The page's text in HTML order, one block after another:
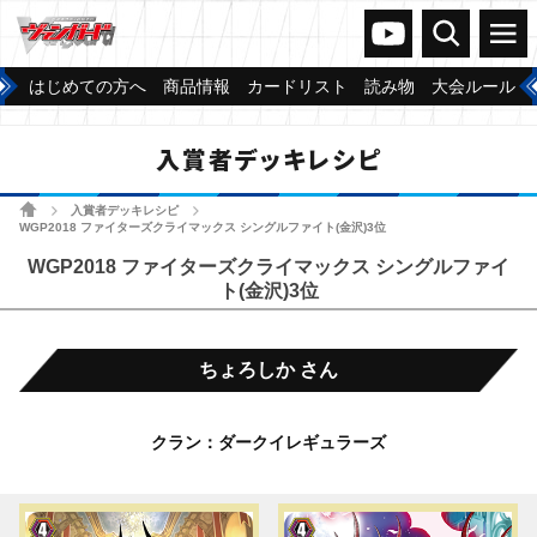
ヴァンガードch
検索 メニュー
はじめての方へ 商品情報 カードリスト 読み物 大会ルール
入賞者デッキレシピ
ホーム 入賞者デッキレシピ
WGP2018 ファイターズクライマックス シングルファイト(金沢)3位
WGP2018 ファイターズクライマックス シングルファイ
ト(金沢)3位
ちょろしか さん
クラン：ダークイレギュラーズ